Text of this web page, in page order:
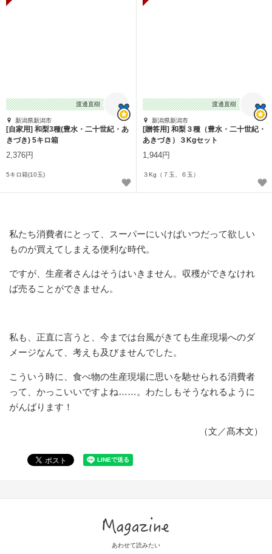
渡邊直樹
新潟県新潟市
[自家用] 和梨3種(豊水・二十世紀・あ
きづき) 5キロ箱
2,376円
5キロ箱(10玉)
渡邊直樹
新潟県新潟市
[贈答用] 和梨３種（豊水・二十世紀・
あきづき）３Kgセット
1,944円
３Kg（７玉、６玉）
私たち消費者にとって、スーパーにいけばいつだって欲しい
ものが買えてしまえる便利な時代。
ですが、生産者さんはそうはいきません。収穫ができなけれ
ば売ることができません。
私も、正直に言うと、今までは台風がきても生産現場へのダ
メージなんて、考えも及びませんでした。
こういう時に、食べ物の生産現場に思いを馳せられる消費者
って、かっこいいですよね……。わたしもそうなれるように
がんばります！
（文／髙木文）
あわせて読みたい